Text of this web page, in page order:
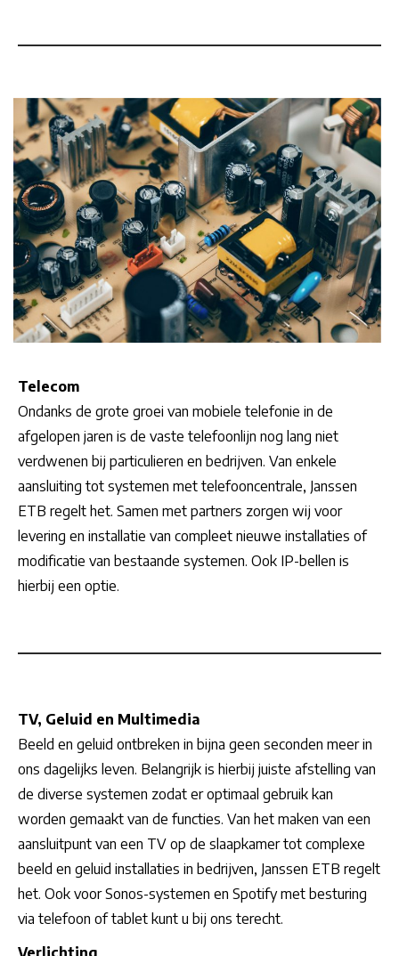
Telecom
Ondanks de grote groei van mobiele telefonie in de
afgelopen jaren is de vaste telefoonlijn nog lang niet
verdwenen bij particulieren en bedrijven. Van enkele
aansluiting tot systemen met telefooncentrale, Janssen
ETB regelt het. Samen met partners zorgen wij voor
levering en installatie van compleet nieuwe installaties of
modificatie van bestaande systemen. Ook IP-bellen is
hierbij een optie.
TV, Geluid en Multimedia
Beeld en geluid ontbreken in bijna geen seconden meer in
ons dagelijks leven. Belangrijk is hierbij juiste afstelling van
de diverse systemen zodat er optimaal gebruik kan
worden gemaakt van de functies. Van het maken van een
aansluitpunt van een TV op de slaapkamer tot complexe
beeld en geluid installaties in bedrijven, Janssen ETB regelt
het. Ook voor Sonos-systemen en Spotify met besturing
via telefoon of tablet kunt u bij ons terecht.